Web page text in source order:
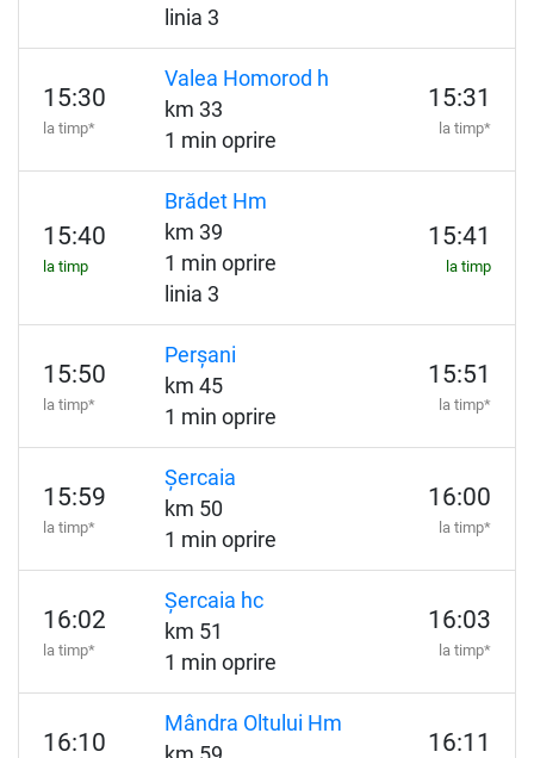
linia 3
15:30
la timp*
Valea Homorod h
km 33
1 min oprire
15:31
la timp*
15:40
la timp
Brădet Hm
km 39
1 min oprire
linia 3
15:41
la timp
15:50
la timp*
Perșani
km 45
1 min oprire
15:51
la timp*
15:59
la timp*
Șercaia
km 50
1 min oprire
16:00
la timp*
16:02
la timp*
Șercaia hc
km 51
1 min oprire
16:03
la timp*
16:10
Mândra Oltului Hm
16:11